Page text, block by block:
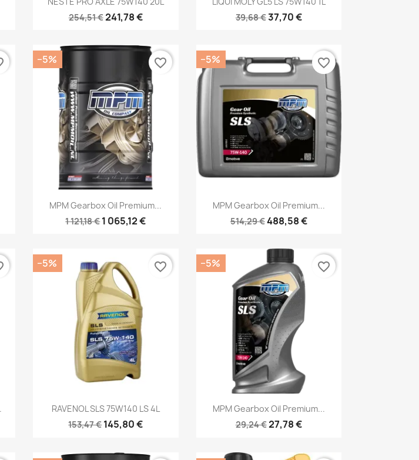
254,51 €241,78 €
39,68 €37,70 €
Kiirvaade
MPM Gearbox Oil Premium...
1 121,18 €1 065,12 €
−5% favorite_border
Kiirvaade
MPM Gearbox Oil Premium...
514,29 €488,58 €
−5% favorite_border
Kiirvaade
RAVENOL SLS 75W140 LS 4L
153,47 €145,80 €
−5% favorite_border
Kiirvaade
MPM Gearbox Oil Premium...
29,24 €27,78 €
−5% favorite_border